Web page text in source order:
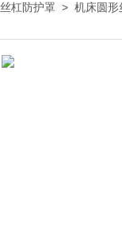
丝杠防护罩 > 机床圆形